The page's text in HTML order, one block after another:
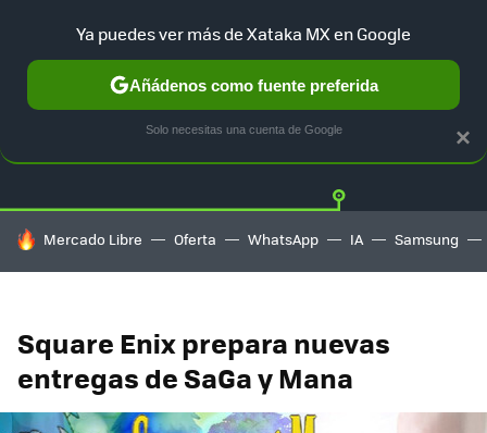
Twitter
HOY SE HABLA DE
Mercado Libre Oferta WhatsApp IA Samsung
Square Enix prepara nuevas
entregas de SaGa y Mana
×
Ya puedes ver más de Xataka MX en Google
Añádenos como fuente preferida
Solo necesitas una cuenta de Google